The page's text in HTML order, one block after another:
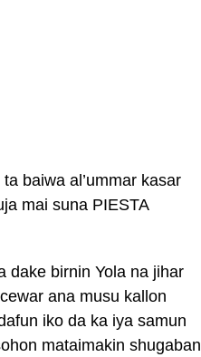
baiwa al’ummar kasar
mai suna PIESTA
dake birnin Yola na jihar
ana musu kallon
iko da ka iya samun
mataimakin shugaban